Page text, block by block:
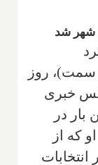
شهر شد
سمت)، روز
کنفرانس خبری
بار در
او که از
انتخابات